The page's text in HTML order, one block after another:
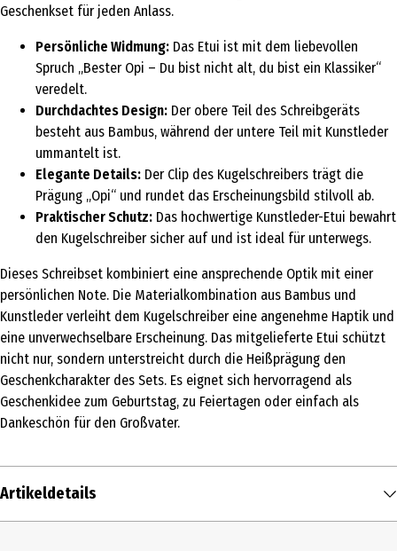
Geschenkset für jeden Anlass.
Persönliche Widmung: Das Etui ist mit dem liebevollen
Spruch „Bester Opi – Du bist nicht alt, du bist ein Klassiker“
veredelt.
Durchdachtes Design: Der obere Teil des Schreibgeräts
besteht aus Bambus, während der untere Teil mit Kunstleder
ummantelt ist.
Elegante Details: Der Clip des Kugelschreibers trägt die
Prägung „Opi“ und rundet das Erscheinungsbild stilvoll ab.
Praktischer Schutz: Das hochwertige Kunstleder-Etui bewahrt
den Kugelschreiber sicher auf und ist ideal für unterwegs.
Dieses Schreibset kombiniert eine ansprechende Optik mit einer
persönlichen Note. Die Materialkombination aus Bambus und
Kunstleder verleiht dem Kugelschreiber eine angenehme Haptik und
eine unverwechselbare Erscheinung. Das mitgelieferte Etui schützt
nicht nur, sondern unterstreicht durch die Heißprägung den
Geschenkcharakter des Sets. Es eignet sich hervorragend als
Geschenkidee zum Geburtstag, zu Feiertagen oder einfach als
Dankeschön für den Großvater.
Artikeldetails